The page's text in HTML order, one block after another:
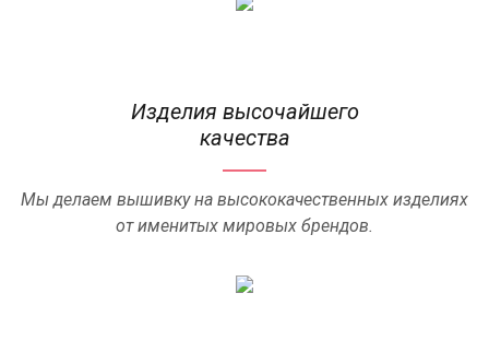
Изделия высочайшего
качества
Мы делаем вышивку на высококачественных изделиях
от именитых мировых брендов.